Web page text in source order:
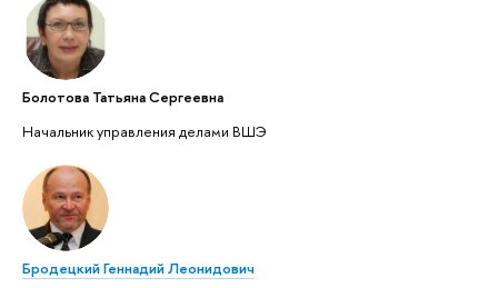
Болотова Татьяна Сергеевна
Начальник управления делами ВШЭ
Бродецкий Геннадий Леонидович